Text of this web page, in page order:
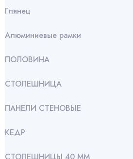
Глянец
Алюминиевые рамки
ПОЛОВИНА
СТОЛЕШНИЦА
ПАНЕЛИ СТЕНОВЫЕ
КЕДР